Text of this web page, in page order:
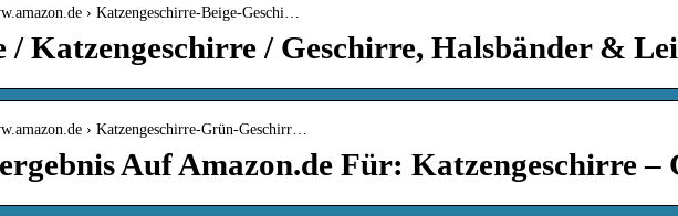
› Katzengeschirre-Beige-Geschi…
/ Katzengeschirre / Geschirre, Halsbänder &
› Katzengeschirre-Grün-Geschirr…
Auf Amazon.de Für: Katzengeschirre